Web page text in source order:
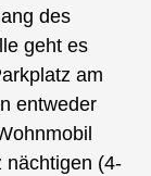
des
geht es
am
entweder
nächtigen (4-